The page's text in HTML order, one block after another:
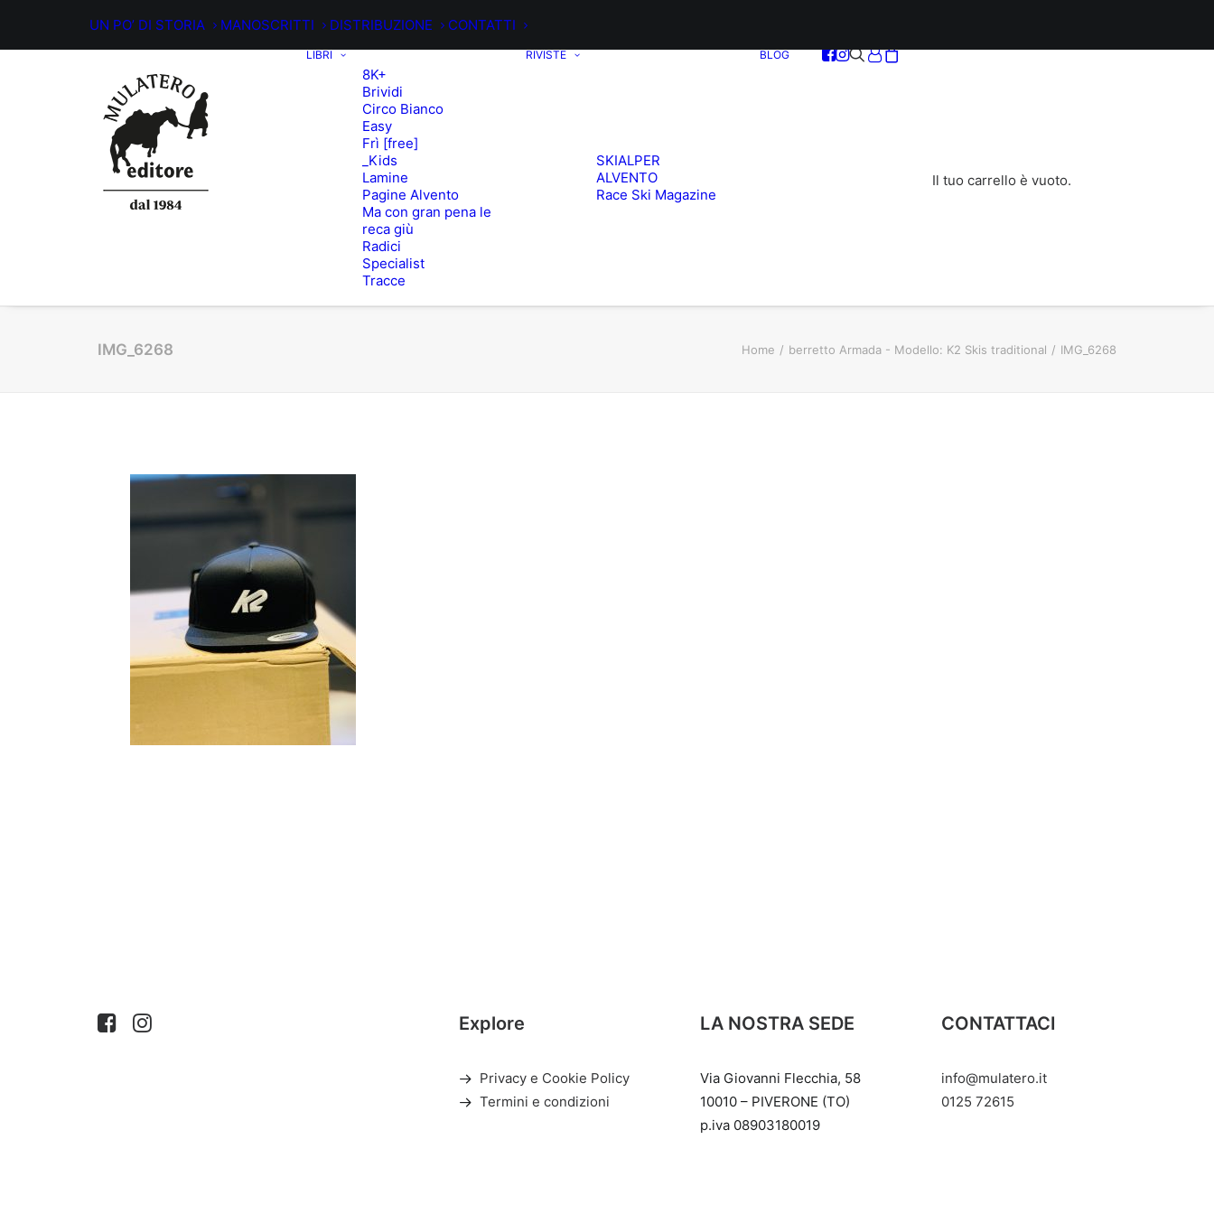
UN PO’ DI STORIA MANOSCRITTI DISTRIBUZIONE CONTATTI
LIBRI
8K+
Brividi
Circo Bianco
Easy
Frì [free]
_Kids
Lamine
Pagine Alvento
Ma con gran pena le
reca giù
Radici
Specialist
Tracce
RIVISTE
SKIALPER
ALVENTO
Race Ski Magazine
BLOG
Il tuo carrello è vuoto.
IMG_6268 Home berretto Armada - Modello: K2 Skis traditional IMG_6268
Explore
Privacy e Cookie Policy
Termini e condizioni
LA NOSTRA SEDE
Via Giovanni Flecchia, 58
10010 – PIVERONE (TO)
p.iva 08903180019
CONTATTACI
info@mulatero.it
‭0125 72615‬